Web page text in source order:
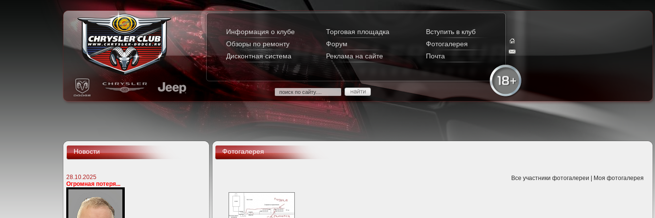
Информация о клубе Торговая площадка
Вступить в клуб
Обзоры по ремонту
Форум
Фотогалерея
Дисконтная система
Реклама на сайте Почта
Новости
28.10.2025
Огромная потеря...
Фотогалерея
Все участники фотогалереи Моя фотогалерея